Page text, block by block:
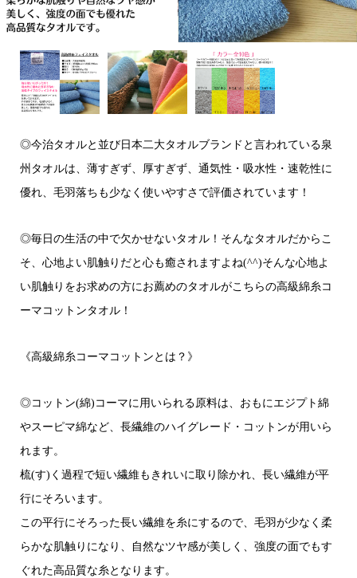
◎今治タオルと並び日本二大タオルブランドと言われている泉
州タオルは、薄すぎず、厚すぎず、通気性・吸水性・速乾性に
優れ、毛羽落ちも少なく使いやすさで評価されています！
◎毎日の生活の中で欠かせないタオル！そんなタオルだからこ
そ、心地よい肌触りだと心も癒されますよね(^^)そんな心地よ
い肌触りをお求めの方にお薦めのタオルがこちらの高級綿糸コ
ーマコットンタオル！
《高級綿糸コーマコットンとは？》
◎コットン(綿)コーマに用いられる原料は、おもにエジプト綿
やスーピマ綿など、長繊維のハイグレード・コットンが用いら
れます。
梳(す)く過程で短い繊維もきれいに取り除かれ、長い繊維が平
行にそろいます。
この平行にそろった長い繊維を糸にするので、毛羽が少なく柔
らかな肌触りになり、自然なツヤ感が美しく、強度の面でもす
ぐれた高品質な糸となります。